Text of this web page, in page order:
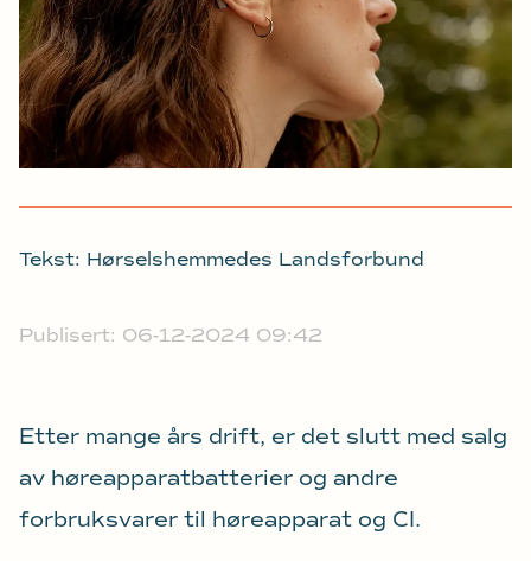
Etter mange års drift, er det slutt med salg
av høreapparatbatterier og andre
forbruksvarer til høreapparat og CI.
Tekst: Hørselshemmedes Landsforbund
Publisert: 06-12-2024 09:42